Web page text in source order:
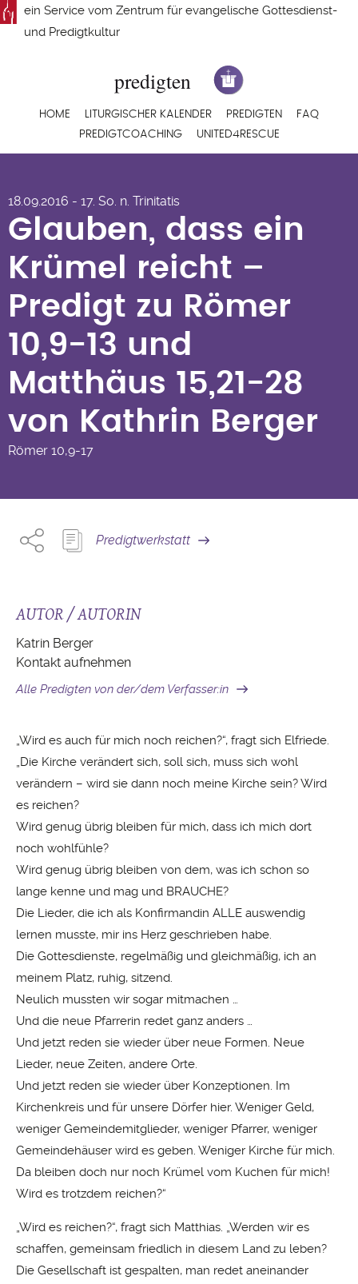
Direkt
zum
ein Service vom Zentrum für evangelische Gottesdienst-
und Predigtkultur
Hauptnavigation
HOME LITURGISCHER KALENDER PREDIGTEN
FAQ
PREDIGTCOACHING
UNITED4RESCUE
Krümel reicht –
Predigt zu Römer
10,9-13 und
Matthäus 15,21-28
von Kathrin Berger
18.09.2016 - 17. So. n. Trinitatis
Glauben, dass ein
Krümel reicht –
Predigt zu Römer
10,9-13 und
Matthäus 15,21-28
von Kathrin Berger
Römer 10,9-17
Predigtwerkstatt
AUTOR / AUTORIN
Katrin Berger
Kontakt aufnehmen
Alle Predigten von der/dem Verfasser:in
„Wird es auch für mich noch reichen?“, fragt sich Elfriede.
„Die Kirche verändert sich, soll sich, muss sich wohl
verändern – wird sie dann noch meine Kirche sein? Wird
es reichen?
Wird genug übrig bleiben für mich, dass ich mich dort
noch wohlfühle?
Wird genug übrig bleiben von dem, was ich schon so
lange kenne und mag und BRAUCHE?
Die Lieder, die ich als Konfirmandin ALLE auswendig
lernen musste, mir ins Herz geschrieben habe.
Die Gottesdienste, regelmäßig und gleichmäßig, ich an
meinem Platz, ruhig, sitzend.
Neulich mussten wir sogar mitmachen …
Und die neue Pfarrerin redet ganz anders …
Und jetzt reden sie wieder über neue Formen. Neue
Lieder, neue Zeiten, andere Orte.
Und jetzt reden sie wieder über Konzeptionen. Im
Kirchenkreis und für unsere Dörfer hier. Weniger Geld,
weniger Gemeindemitglieder, weniger Pfarrer, weniger
Gemeindehäuser wird es geben. Weniger Kirche für mich.
Da bleiben doch nur noch Krümel vom Kuchen für mich!
Wird es trotzdem reichen?“
„Wird es reichen?“, fragt sich Matthias. „Werden wir es
schaffen, gemeinsam friedlich in diesem Land zu leben?
Die Gesellschaft ist gespalten, man redet aneinander